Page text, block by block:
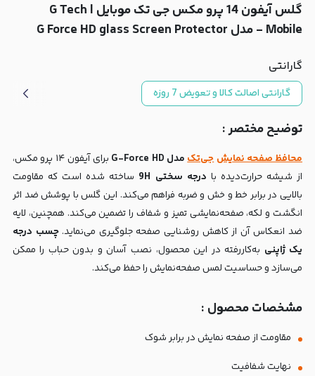
گلس آیفون 14 پرو مکس جی تک موبایل | G Tech
Mobile - مدل G Force HD glass Screen Protector
گارانتی
گارانتی اصالت کالا و تعویض 7 روزه
توضیح مختصر :
محافظ صفحه نمایش جی‌تکمدل G-Force HD
برای آیفون ۱۴ پرو مکس،
از شیشه حرارت‌دیده با درجه سختی 9H
ساخته شده است که مقاومت
بالایی در برابر خط و خش و ضربه فراهم می‌کند. این گلس با پوشش ضد اثر
انگشت و لکه، صفحه‌نمایشی تمیز و شفاف را تضمین می‌کند. همچنین، لایه
ضد انعکاس آن از کاهش روشنایی صفحه جلوگیری می‌نماید.چسب درجه
یک ژاپنی به‌کاررفته در این محصول، نصب آسان و بدون حباب را ممکن
می‌سازد و حساسیت لمس صفحه‌نمایش را حفظ می‌کند.
مشخصات محصول :
مقاومت از صفحه نمایش در برابر شوک
نهایت شفافیت